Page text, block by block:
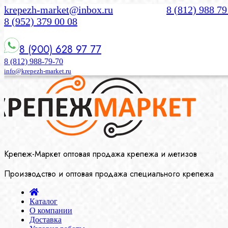
krepezh-market@inbox.ru
8 (812) 988
8 (952) 379 00 08
8 (900) 628 97 77
8 (812) 988-79-70
info@krepezh-market.ru
Крепеж-Маркет оптовая продажа крепежа и метизов
Производство и оптовая продажа специального крепежа
Каталог
О компании
Доставка